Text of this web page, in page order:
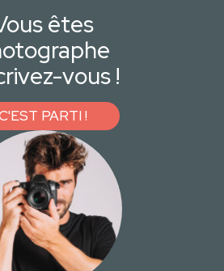
êtes
vous !
PARTI !